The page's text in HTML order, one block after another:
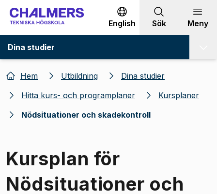
Gå till innehållet
English Sök Meny
Dina studier
Hem Utbildning
Dina studier
Hitta kurs- och programplaner
Kursplaner
Nödsituationer och skadekontroll
Kursplan för
Nödsituationer och